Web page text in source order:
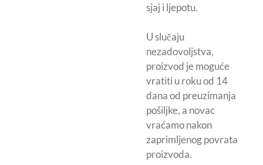
sjaj i ljepotu.
U slučaju
nezadovoljstva,
proizvod je moguće
vratiti u roku od 14
dana od preuzimanja
pošiljke, a novac
vraćamo nakon
zaprimljenog povrata
proizvoda.